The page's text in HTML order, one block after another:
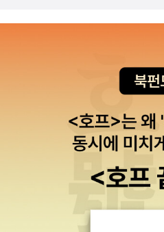
련서가 또 나왔다. 기후변화에 대한
<감시사회> <국경의 로큰롤>
효제의 저서가 각각 나왔다. 조효제
다. <국경의 로큰롤>은 이주노동자
먼 그곳>과 같이 읽으면 좋을 것 같다. <호모 모빌리
<콰이어트> <경제학의 5가지 유령
중에 괜찮은 책 3권을 추렸다. 특히
꾸는게 외향성이 아닌 내향성이라니.. 후후..